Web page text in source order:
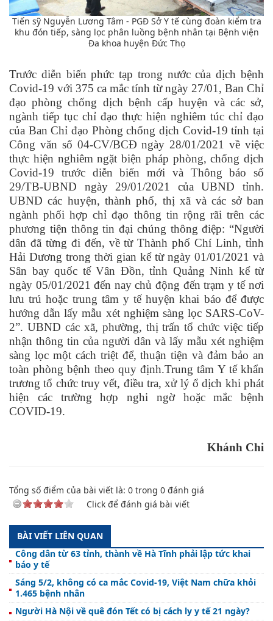
Tiến sỹ Nguyễn Lương Tâm - PGĐ Sở Y tế cùng đoàn kiểm tra
khu đón tiếp, sàng lọc phân luồng bệnh nhân tại Bệnh viện
Đa khoa huyện Đức Thọ
Trước diễn biến phức tạp trong nước của dịch bệnh
Covid-19 với 375 ca mắc tính từ ngày 27/01, Ban Chỉ
đạo phòng chống dịch bệnh cấp huyện và các sở,
ngành tiếp tục chỉ đạo thực hiện nghiêm túc chỉ đạo
của Ban Chỉ đạo Phòng chống dịch Covid-19 tỉnh tại
Công văn số 04-CV/BCĐ ngày 28/01/2021 về việc
thực hiện nghiêm ngặt biện pháp phòng, chống dịch
Covid-19 trước diễn biến mới và Thông báo số
29/TB-UBND ngày 29/01/2021 của UBND tỉnh.
UBND các huyện, thành phố, thị xã và các sở ban
ngành phối hợp chỉ đạo thông tin rộng rãi trên các
phương tiện thông tin đại chúng thông điệp: “Người
dân đã từng đi đến, về từ Thành phố Chí Linh, tỉnh
Hải Dương trong thời gian kể từ ngày 01/01/2021 và
Sân bay quốc tế Vân Đồn, tỉnh Quảng Ninh kể từ
ngày 05/01/2021 đến nay chủ động đến trạm y tế nơi
lưu trú hoặc trung tâm y tế huyện khai báo để được
hướng dẫn lấy mẫu xét nghiệm sàng lọc SARS-CoV-
2”. UBND các xã, phường, thị trấn tổ chức việc tiếp
nhận thông tin của người dân và lấy mẫu xét nghiệm
sàng lọc một cách triệt để, thuận tiện và đảm bảo an
toàn phòng bệnh theo quy định.Trung tâm Y tế khẩn
trương tổ chức truy vết, điều tra, xử lý ổ dịch khi phát
hiện các trường hợp nghi ngờ hoặc mắc bệnh
COVID-19.
Khánh Chi
Tổng số điểm của bài viết là: 0 trong 0 đánh giá
Click để đánh giá bài viết
BÀI VIẾT LIÊN QUAN
Công dân từ 63 tỉnh, thành về Hà Tĩnh phải lập tức khai
báo y tế
Sáng 5/2, không có ca mắc Covid-19, Việt Nam chữa khỏi
1.465 bệnh nhân
Người Hà Nội về quê đón Tết có bị cách ly y tế 21 ngày?